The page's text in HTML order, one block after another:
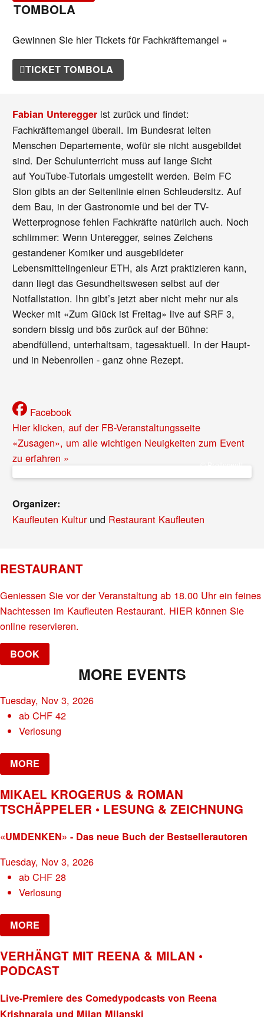
TOMBOLA
Gewinnen Sie hier Tickets für Fachkräftemangel »
TICKET TOMBOLA
Fabian Unteregger ist zurück und findet:
Fachkräftemangel überall. Im Bundesrat leiten
Menschen Departemente, wofür sie nicht ausgebildet
sind. Der Schulunterricht muss auf lange Sicht
auf YouTube-Tutorials umgestellt werden. Beim FC
Sion gibts an der Seitenlinie einen Schleudersitz. Auf
dem Bau, in der Gastronomie und bei der TV-
Wetterprognose fehlen Fachkräfte natürlich auch. Noch
schlimmer: Wenn Unteregger, seines Zeichens
gestandener Komiker und ausgebildeter
Lebensmittelingenieur ETH, als Arzt praktizieren kann,
dann liegt das Gesundheitswesen selbst auf der
Notfallstation. Ihn gibt’s jetzt aber nicht mehr nur als
Wecker mit «Zum Glück ist Freitag» live auf SRF 3,
sondern bissig und bös zurück auf der Bühne:
abendfüllend, unterhaltsam, tagesaktuell. In der Haupt-
und in Nebenrollen - ganz ohne Rezept.
Facebook
Hier klicken, auf der FB-Veranstaltungsseite
«Zusagen», um alle wichtigen Neuigkeiten zum Event
zu erfahren »
Organizer:
Kaufleuten Kulturund Restaurant Kaufleuten
RESTAURANT
Geniessen Sie vor der Veranstaltung ab 18.00 Uhr ein feines
Nachtessen im Kaufleuten Restaurant. HIER können Sie
online reservieren.
BOOK
MORE EVENTS
Tuesday, Nov 3, 2026
abCHF 42
Verlosung
MORE
MIKAEL KROGERUS & ROMAN
TSCHÄPPELER • LESUNG & ZEICHNUNG
«UMDENKEN» - Das neue Buch der Bestsellerautoren
Tuesday, Nov 3, 2026
abCHF 28
Verlosung
MORE
VERHÄNGT MIT REENA & MILAN •
PODCAST
Live-Premiere des Comedypodcasts von Reena
Krishnaraja und Milan Milanski